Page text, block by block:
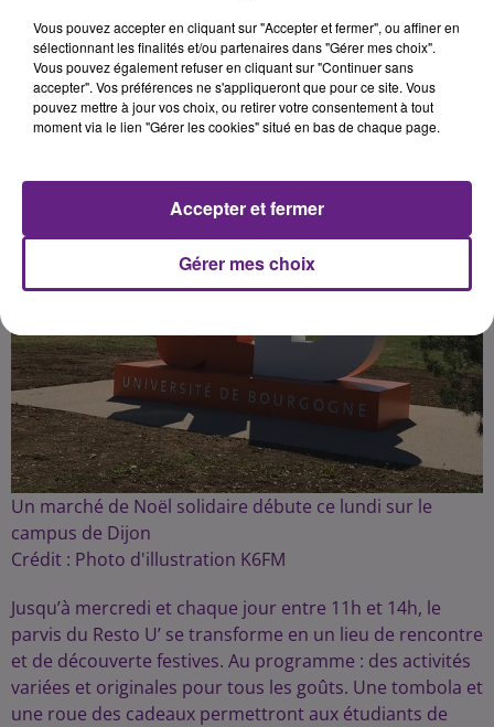
Publié : 16 décembre 2024 à 8h58 par la rédaction
Un marché de Noël solidaire débute ce lundi sur le
campus de Dijon
Crédit : Photo d'illustration K6FM
Jusqu’à mercredi et chaque jour entre 11h et 14h, le
parvis du Resto U’ se transforme en un lieu de rencontre
et de découverte festives. Au programme : des activités
variées et originales pour tous les goûts. Une tombola et
une roue des cadeaux permettront aux étudiants de
Vous pouvez accepter en cliquant sur "Accepter et fermer", ou affiner en
sélectionnant les finalités et/ou partenaires dans "Gérer mes choix".
Vous pouvez également refuser en cliquant sur "Continuer sans
accepter". Vos préférences ne s'appliqueront que pour ce site. Vous
pouvez mettre à jour vos choix, ou retirer votre consentement à tout
moment via le lien "Gérer les cookies" situé en bas de chaque page.
Gérer mes choix
Accepter et fermer